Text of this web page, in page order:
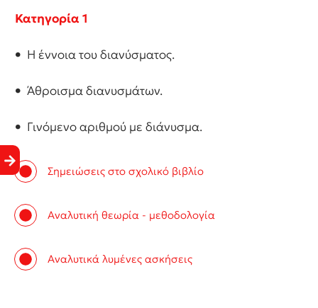
Κατηγορία 1
• Η έννοια του διανύσματος.
• Άθροισμα διανυσμάτων.
• Γινόμενο αριθμού με διάνυσμα.
Σημειώσεις στο σχολικό βιβλίο
Αναλυτική θεωρία - μεθοδολογία
Αναλυτικά λυμένες ασκήσεις